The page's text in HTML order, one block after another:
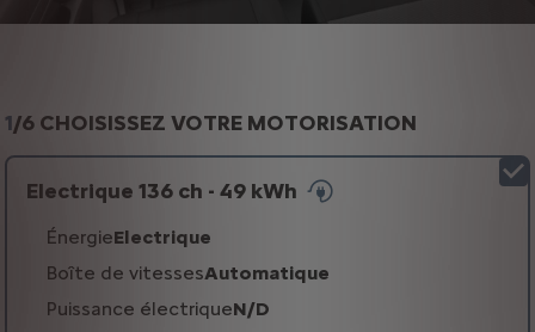
1/6 CHOISISSEZ VOTRE MOTORISATION
Electrique 136 ch - 49 kWh
ÉnergieElectrique
Boîte de vitessesAutomatique
Puissance électriqueN/D